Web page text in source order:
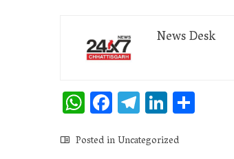
News Desk
WhatsApp
Facebook
Telegram
LinkedIn
Posted inUncategorized